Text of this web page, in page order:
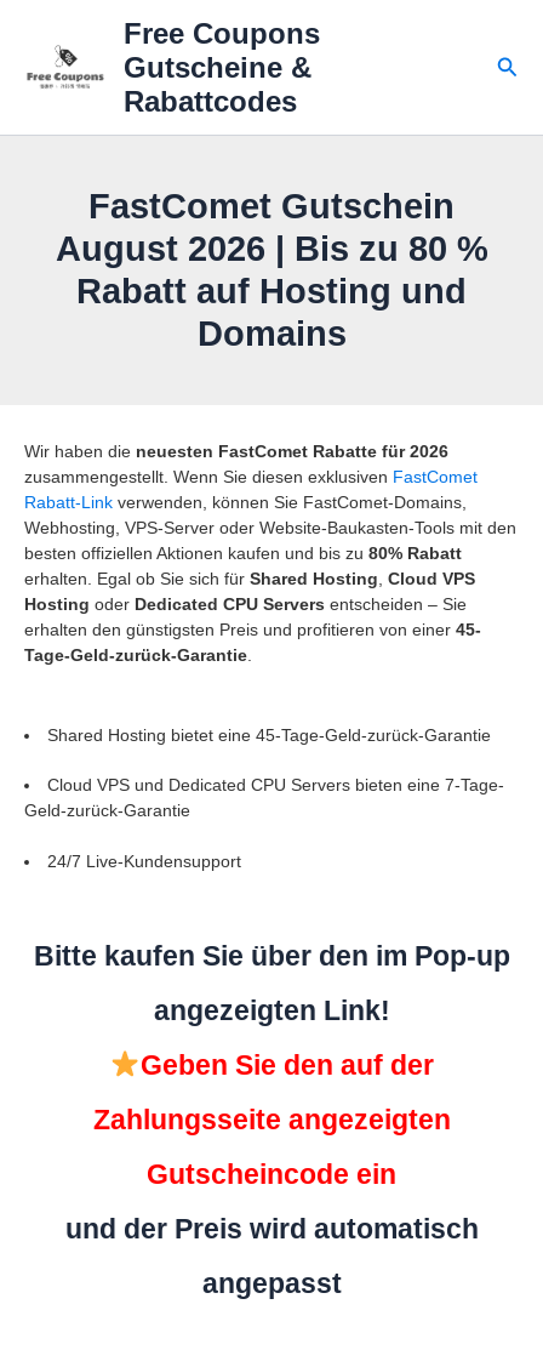
springen
Free Coupons
Gutscheine &
Rabattcodes
FastComet Gutschein
August 2026 | Bis zu 80 %
Rabatt auf Hosting und
Domains
Wir haben die neuesten FastComet Rabatte für 2026
zusammengestellt. Wenn Sie diesen exklusiven FastComet
Rabatt-Link verwenden, können Sie FastComet-Domains,
Webhosting, VPS-Server oder Website-Baukasten-Tools mit den
besten offiziellen Aktionen kaufen und bis zu 80% Rabatt
erhalten. Egal ob Sie sich für Shared Hosting Cloud VPS
Hosting oder Dedicated CPU Servers entscheiden – Sie
erhalten den günstigsten Preis und profitieren von einer 45-
Tage-Geld-zurück-Garantie
Shared Hosting bietet eine 45-Tage-Geld-zurück-Garantie
Cloud VPS und Dedicated CPU Servers bieten eine 7-Tage-
Geld-zurück-Garantie
24/7 Live-Kundensupport
Bitte kaufen Sie über den im Pop-up
angezeigten Link!
Geben Sie den auf der
Zahlungsseite angezeigten
Gutscheincode ein
und der Preis wird automatisch
angepasst